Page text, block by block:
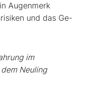
Augenmerk
und das Ge-
im
Neuling